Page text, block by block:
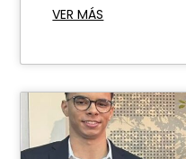
VER MÁS